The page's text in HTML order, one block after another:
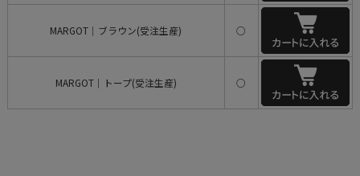
MARGOT｜ブラウン(受注生産) ○
MARGOT｜トープ(受注生産) ○